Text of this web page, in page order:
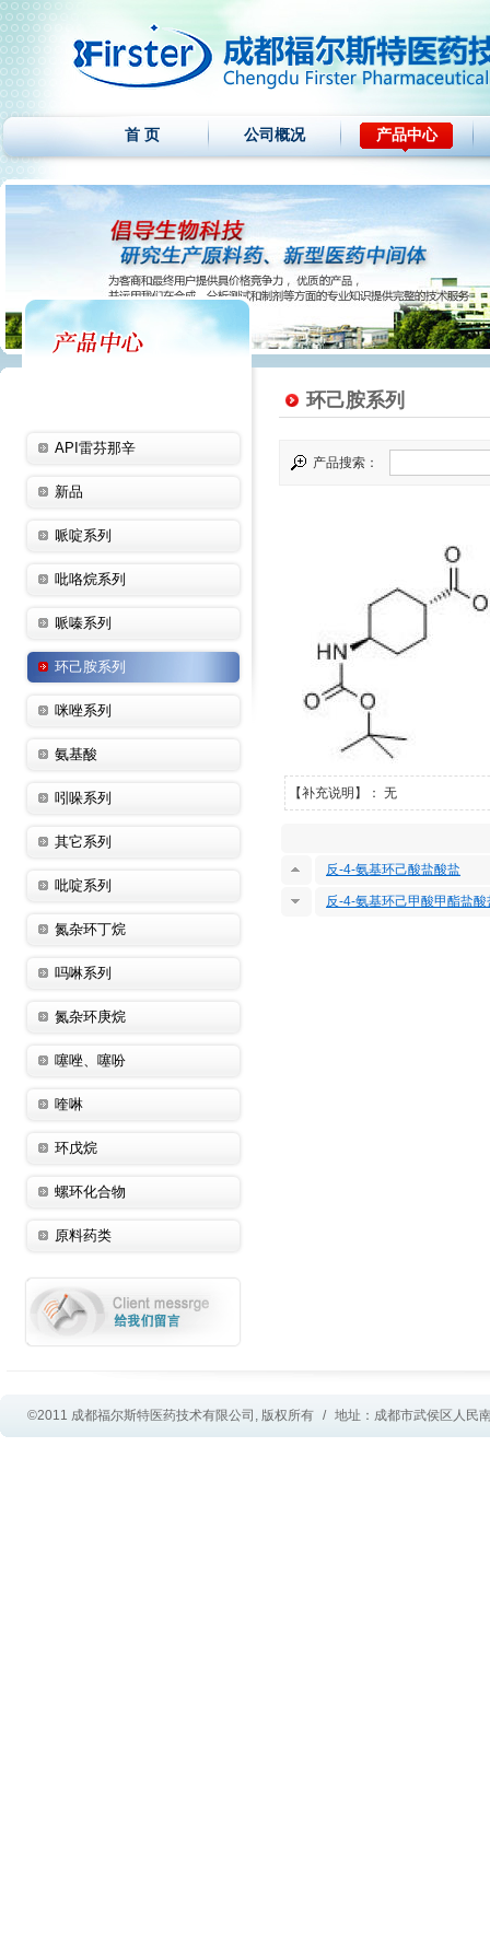
首 页 公司概况 产品中心
API雷芬那辛
新品
哌啶系列
吡咯烷系列
哌嗪系列
环己胺系列
咪唑系列
氨基酸
吲哚系列
其它系列
吡啶系列
氮杂环丁烷
吗啉系列
氮杂环庚烷
噻唑、噻吩
喹啉
环戊烷
螺环化合物
原料药类
环己胺系列
产品搜索：
【补充说明】： 无
反-4-氨基环己酸盐酸盐
反-4-氨基环己甲酸甲酯盐酸
©2011 成都福尔斯特医药技术有限公司, 版权所有 / 地址：成都市武侯区人民